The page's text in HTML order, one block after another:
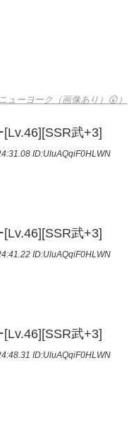
ューヨーク（画像あり）😲）
武+3]
ID:UluAQqiF0HLWN
武+3]
ID:UluAQqiF0HLWN
武+3]
ID:UluAQqiF0HLWN